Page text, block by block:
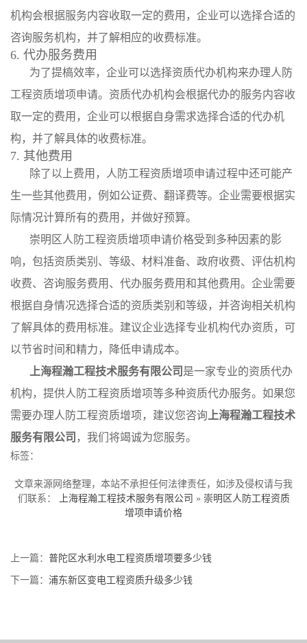
机构会根据服务内容收取一定的费用，企业可以选择合适的
咨询服务机构，并了解相应的收费标准。
6. 代办服务费用
为了提槁效率，企业可以选择资质代办机构来办理人防
工程资质增项申请。资质代办机构会根据代办的服务内容收
取一定的费用，企业可以根据自身需求选择合适的代办机
构，并了解具体的收费标准。
7. 其他费用
除了以上费用，人防工程资质增项申请过程中还可能产
生一些其他费用，例如公证费、翻译费等。企业需要根据实
际情况计算所有的费用，并做好预算。
崇明区人防工程资质增项申请价格受到多种因素的影
响，包括资质类别、等级、材料准备、政府收费、评估机构
收费、咨询服务费用、代办服务费用和其他费用。企业需要
根据自身情况选择合适的资质类别和等级，并咨询相关机构
了解具体的费用标准。建议企业选择专业机构代办资质，可
以节省时间和精力，降低申请成本。
上海程瀚工程技术服务有限公司 是一家专业的资质代办
机构，提供人防工程资质增项等多种资质代办服务。如果您
需要办理人防工程资质增项，建议您咨询 上海程瀚工程技术
服务有限公司 ，我们将竭诚为您服务。
标签：
文章来源网络整理，本站不承担任何法律责任，如涉及侵权请与我
们联系：
上海程瀚工程技术服务有限公司 » 崇明区人防工程资质
增项申请价格
上一篇： 普陀区水利水电工程资质增项要多少钱
下一篇： 浦东新区变电工程资质升级多少钱